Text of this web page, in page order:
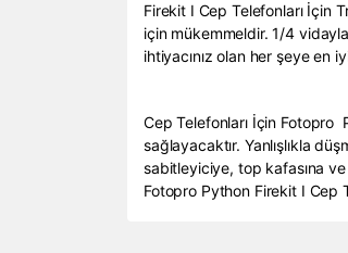
Firekit I Cep Telefonları İçin
için mükemmeldir. 1/4
ihtiyacınız olan her şeye en
Cep Telefonları İçin Fotopro
sağlayacaktır. Yanlışlıkla
sabitleyiciye, top kafasına
Fotopro Python Firekit I Cep